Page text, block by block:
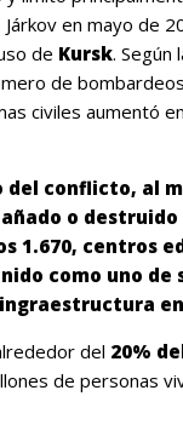
Járkov en mayo de
de Kursk. Según
de
civiles aumentó
del conflicto, al
o
1.670, centros
como uno de
del 20%
de personas